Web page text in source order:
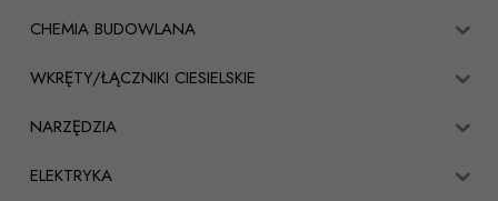
CHEMIA BUDOWLANA
WKRĘTY/ŁĄCZNIKI CIESIELSKIE
NARZĘDZIA
ELEKTRYKA